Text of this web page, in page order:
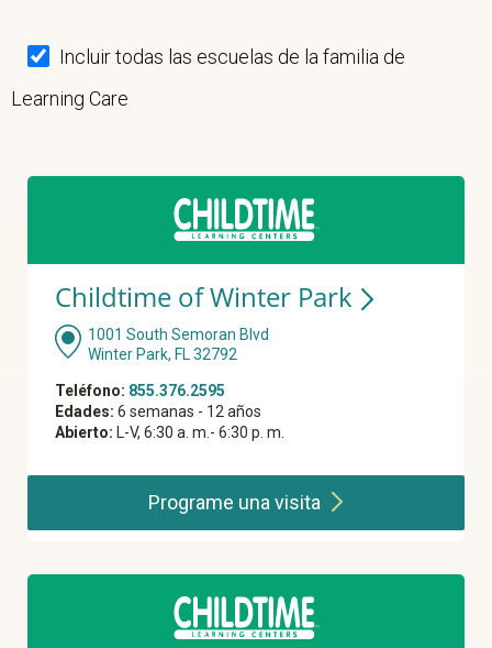
Incluir todas las escuelas de la familia de
Learning Care
Childtime of Winter Park
1001 South Semoran Blvd
Winter Park, FL 32792
Teléfono: 855.376.2595
Edades: 6 semanas - 12 años
Abierto: L-V, 6:30 a. m.- 6:30 p. m.
Programe unavisita